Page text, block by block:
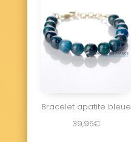
Bracelet apatite bleue
39,95€